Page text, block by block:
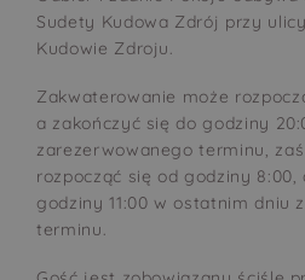
Sudety Kudowa Zdrój przy
Kudowie Zdroju.
Zakwaterowanie może
a zakończyć się do godziny
zarezerwowanego terminu,
rozpocząć się od godziny 8:00,
godziny 11:00 w ostatnim dniu
terminu.